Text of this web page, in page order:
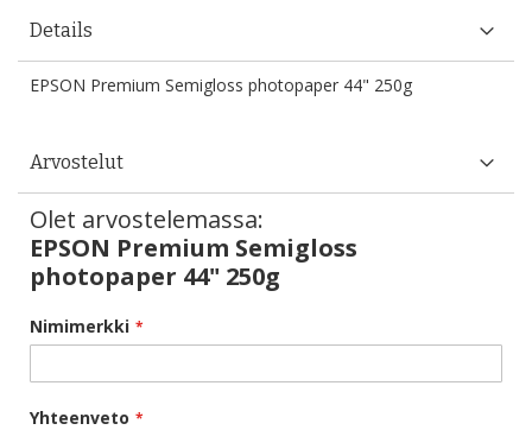
Details
EPSON Premium Semigloss photopaper 44" 250g
Arvostelut
Olet arvostelemassa:
EPSON Premium Semigloss
photopaper 44" 250g
Nimimerkki
Yhteenveto